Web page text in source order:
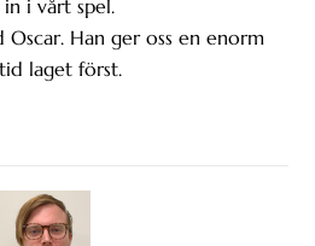
i vårt spel.
Oscar. Han ger oss en enorm
laget först.